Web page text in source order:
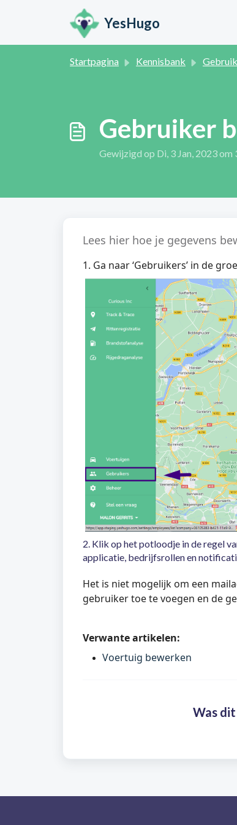
YesHugo
Startpagina Kennisbank Gebruik van
Gebruiker
Gewijzigd op Di, 3 Jan, 2023 om
Lees hier hoe je gegevens
1. Ga naar ‘Gebruikers’ in de
2. Klik op het potloodje in de regel
applicatie, bedrijfsrollen en
Het is niet mogelijk om een
gebruiker toe te voegen en de
Verwante artikelen:
Voertuig bewerken
Was